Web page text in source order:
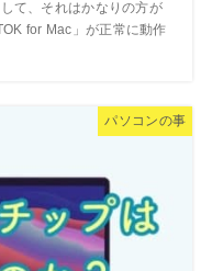
て、それはかなりの方が
for Mac」が正常に動作
パソコンの事